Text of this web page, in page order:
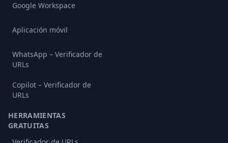
Google Workspace
Aplicación móvil
WhatsApp – Verificador de
URLs
Copilot – Verificador de
URLs
HERRAMIENTAS
GRATUITAS